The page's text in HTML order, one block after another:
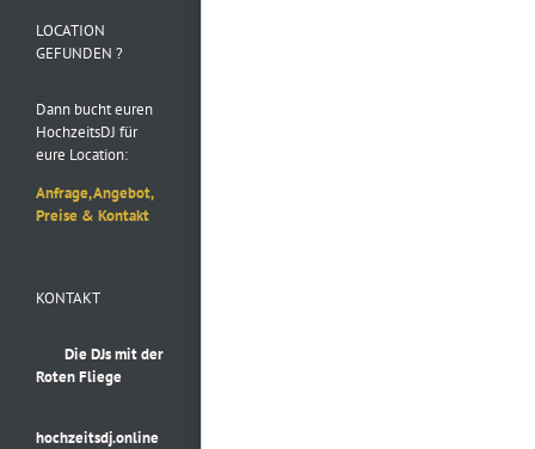
LOCATION
GEFUNDEN ?
Dann bucht euren
HochzeitsDJ für
eure Location:
Anfrage, Angebot,
Preise & Kontakt
KONTAKT
Die DJs mit der
Roten Fliege
hochzeitsdj.online